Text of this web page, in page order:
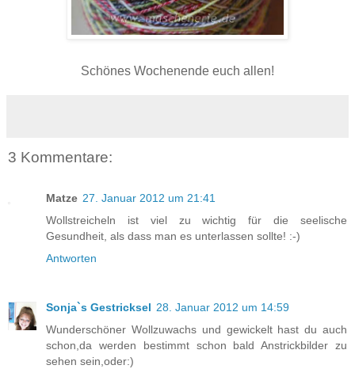
Schönes Wochenende euch allen!
3 Kommentare:
Matze 27. Januar 2012 um 21:41
Wollstreicheln ist viel zu wichtig für die seelische
Gesundheit, als dass man es unterlassen sollte! :-)
Antworten
Sonja`s Gestricksel 28. Januar 2012 um 14:59
Wunderschöner Wollzuwachs und gewickelt hast du auch
schon,da werden bestimmt schon bald Anstrickbilder zu
sehen sein,oder:)